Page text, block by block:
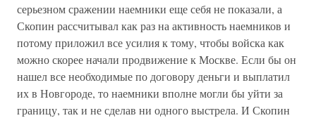
серьезном сражении наемники еще себя не показали, а
Скопин рассчитывал как раз на активность наемников и
потому приложил все усилия к тому, чтобы войска как
можно скорее начали продвижение к Москве. Если бы он
нашел все необходимые по договору деньги и выплатил
их в Новгороде, то наемники вполне могли бы уйти за
границу, так и не сделав ни одного выстрела. И Скопин